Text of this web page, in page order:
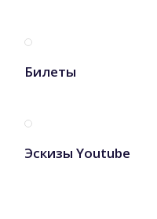
Билеты
Эскизы Youtube